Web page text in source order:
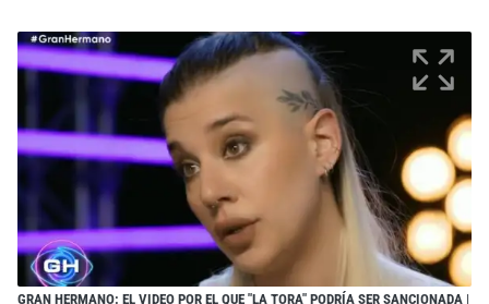
GRAN HERMANO: EL VIDEO POR EL QUE "LA TORA" PODRÍA SER SANCIONADA |